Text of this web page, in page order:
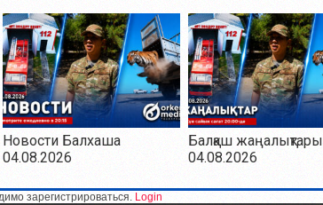
Новости Балхаша
04.08.2026
Балқаш жаңалықтары
04.08.2026
зарегистрироваться. Login